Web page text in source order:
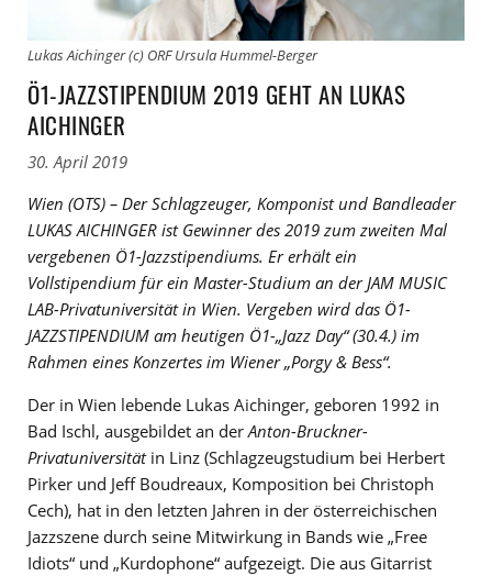
Lukas Aichinger (c) ORF Ursula Hummel-Berger
Ö1-JAZZSTIPENDIUM 2019 GEHT AN LUKAS
AICHINGER
30. April 2019
Wien (OTS) – Der Schlagzeuger, Komponist und Bandleader
LUKAS AICHINGER ist Gewinner des 2019 zum zweiten Mal
vergebenen Ö1-Jazzstipendiums. Er erhält ein
Vollstipendium für ein Master-Studium an der JAM MUSIC
LAB-Privatuniversität in Wien. Vergeben wird das Ö1-
JAZZSTIPENDIUM am heutigen Ö1-„Jazz Day“ (30.4.) im
Rahmen eines Konzertes im Wiener „Porgy & Bess“.
Der in Wien lebende Lukas Aichinger, geboren 1992 in
Bad Ischl, ausgebildet an der Anton-Bruckner-
Privatuniversitätin Linz (Schlagzeugstudium bei Herbert
Pirker und Jeff Boudreaux, Komposition bei Christoph
Cech), hat in den letzten Jahren in der österreichischen
Jazzszene durch seine Mitwirkung in Bands wie „Free
Idiots“ und „Kurdophone“ aufgezeigt. Die aus Gitarrist